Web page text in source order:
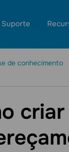
Suporte
de conhecimento